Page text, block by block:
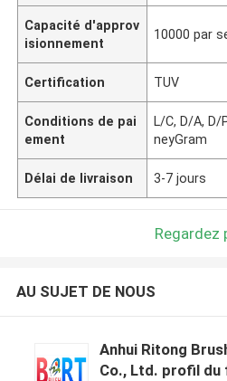
Capacité d'approv
isionnement
10000 par
Certification TUV
Conditions de pai
ement
L/C, D/A, D/
neyGram
Délai de livraison 3-7 jours
Regardez
AU SUJET DE NOUS
Anhui Ritong
Co., Ltd. profil du